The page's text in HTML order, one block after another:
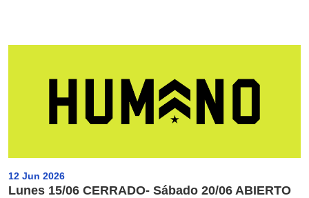
12 Jun 2026
Lunes 15/06 CERRADO- Sábado 20/06 ABIERTO